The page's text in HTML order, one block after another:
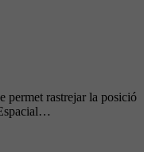
permet rastrejar la posició